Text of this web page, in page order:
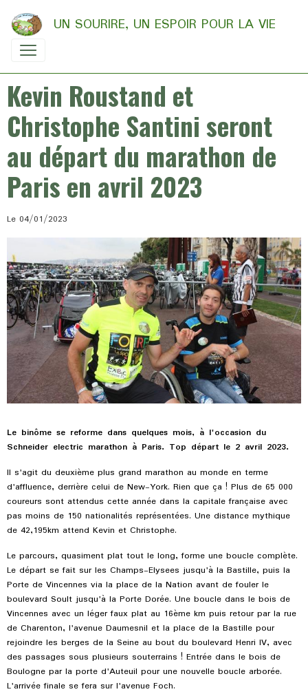
UN SOURIRE, UN ESPOIR POUR LA VIE
Kevin Roustand et
Christophe Santini seront
au départ du marathon de
Paris en avril 2023
Le 04/01/2023
Le binôme se reforme dans quelques mois, à l'occasion du
Schneider electric marathon à Paris. Top départ le 2 avril 2023.
Il s'agit du deuxième plus grand marathon au monde en terme
d'affluence, derrière celui de New-York. Rien que ça ! Plus de 65 000
coureurs sont attendus cette année dans la capitale française avec
pas moins de 150 nationalités représentées. Une distance mythique
de 42,195km attend Kevin et Christophe.
Le parcours, quasiment plat tout le long, forme une boucle complète.
Le départ se fait sur les Champs-Elysees jusqu'à la Bastille, puis la
Porte de Vincennes via la place de la Nation avant de fouler le
boulevard Soult jusqu'à la Porte Dorée. Une boucle dans le bois de
Vincennes avec un léger faux plat au 16ème km puis retour par la rue
de Charenton, l'avenue Daumesnil et la place de la Bastille pour
rejoindre les berges de la Seine au bout du boulevard Henri IV, avec
des passages sous plusieurs souterrains ! Entrée dans le bois de
Boulogne par la porte d'Auteuil pour une nouvelle boucle arborée.
L'arrivée finale se fera sur l'avenue Foch.